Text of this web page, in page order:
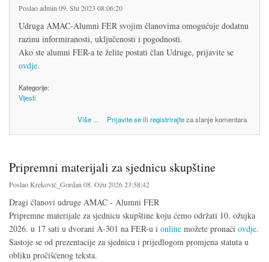
Poslaoadmin 09. Stu 2023 08:06:20
Udruga AMAC-Alumni FER svojim članovima omogućuje dodatnu
razinu informiranosti, uključenosti i pogodnosti.
Ako ste alumni FER-a te želite postati član Udruge, prijavite se
ovdje.
Kategorije:
Vijesti
Više ... Prijavite seiliregistrirajteza slanje komentara
Pripremni materijali za sjednicu skupštine
PoslaoKreković_Gordan08. Ožu 2026 23:58:42
Dragi članovi udruge AMAC - Alumni FER
Pripremne materijale za sjednicu skupštine koju ćemo održati 10. ožujka
2026. u 17 sati u dvorani A-301 na FER-u i online možete pronaći ovdje.
Sastoje se od prezentacije za sjednicu i prijedlogom promjena statuta u
obliku pročišćenog teksta.